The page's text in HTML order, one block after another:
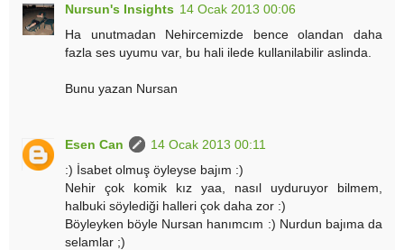
Nursun's Insights 14 Ocak 2013 00:06
Ha unutmadan Nehircemizde bence olandan daha
fazla ses uyumu var, bu hali ilede kullanilabilir aslinda.
Bunu yazan Nursan
Esen Can
14 Ocak 2013 00:11
:) İsabet olmuş öyleyse bajım :)
Nehir çok komik kız yaa, nasıl uyduruyor bilmem,
halbuki söylediği halleri çok daha zor :)
Böyleyken böyle Nursan hanımcım :) Nurdun bajıma da
selamlar ;)